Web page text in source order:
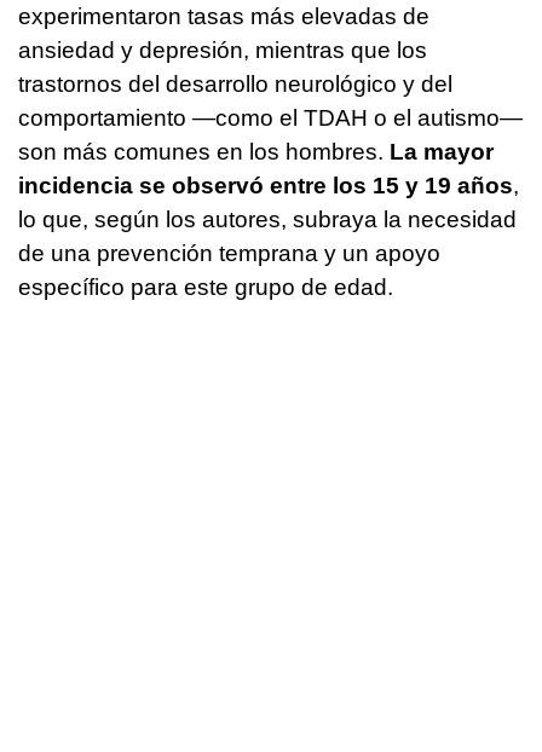
experimentaron tasas más elevadas de
ansiedad y depresión, mientras que los
trastornos del desarrollo neurológico y del
comportamiento —como el TDAH o el autismo—
son más comunes en los hombres. La mayor
incidencia se observó entre los 15 y 19 años,
lo que, según los autores, subraya la necesidad
de una prevención temprana y un apoyo
específico para este grupo de edad.